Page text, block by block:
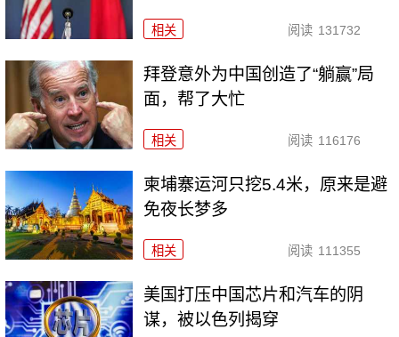
相关 阅读 131732
拜登意外为中国创造了“躺赢”局
面，帮了大忙
相关 阅读 116176
柬埔寨运河只挖5.4米，原来是避
免夜长梦多
相关 阅读 111355
美国打压中国芯片和汽车的阴
谋，被以色列揭穿